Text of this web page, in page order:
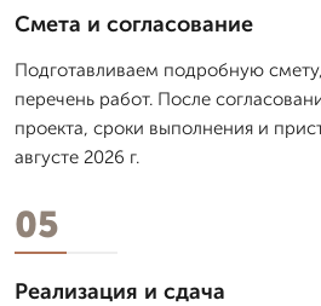
Смета и согласование
Подготавливаем подробную
перечень работ. После
проекта, сроки выполнения и
августе 2026 г.
05
Реализация и сдача